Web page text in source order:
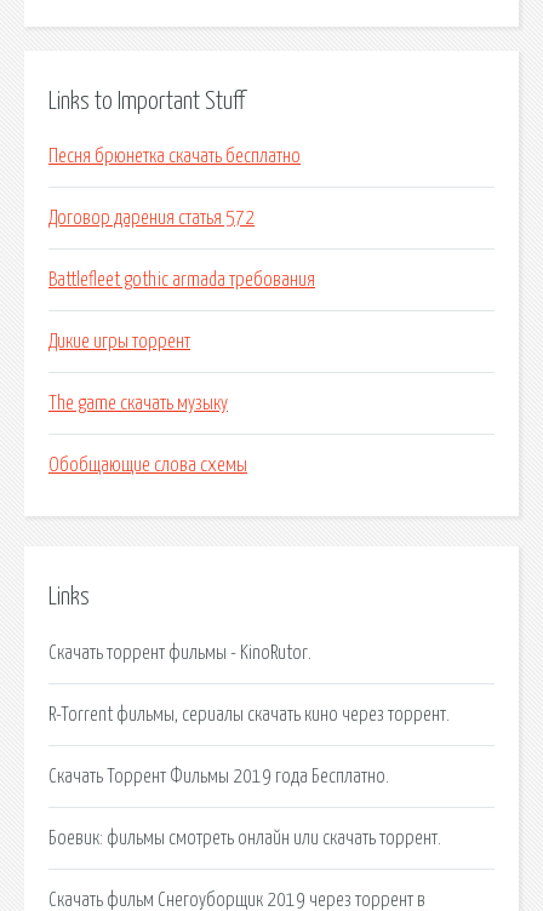
Links to Important Stuff
Песня брюнетка скачать бесплатно
Договор дарения статья 572
Battlefleet gothic armada требования
Дикие игры торрент
The game скачать музыку
Обобщающие слова схемы
Links
Скачать торрент фильмы - KinoRutor.
R-Torrent фильмы, сериалы скачать кино через торрент.
Скачать Торрент Фильмы 2019 года Бесплатно.
Боевик: фильмы смотреть онлайн или скачать торрент.
Скачать фильм Снегоуборщик 2019 через торрент в